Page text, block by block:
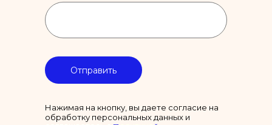
Отправить
Нажимая на кнопку, вы даете согласие на
обработку персональных данных и